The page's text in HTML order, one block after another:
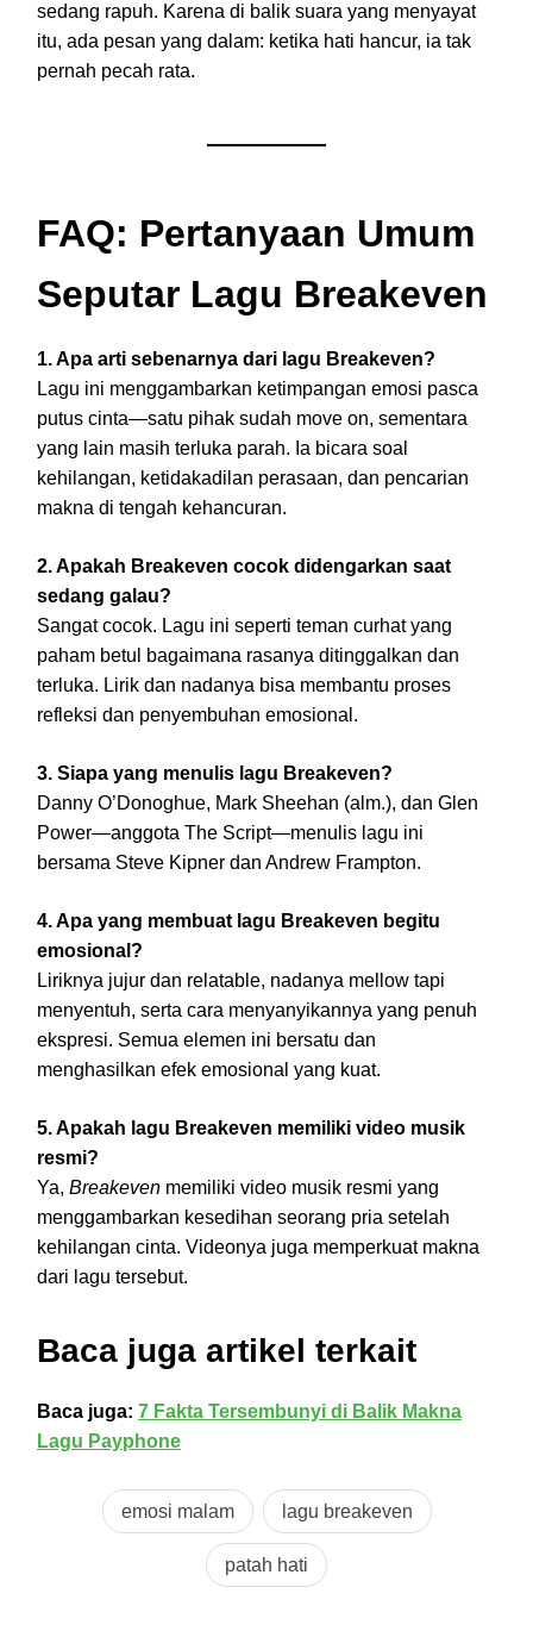
sedang rapuh. Karena di balik suara yang menyayat
itu, ada pesan yang dalam: ketika hati hancur, ia tak
pernah pecah rata.
FAQ: Pertanyaan Umum
Seputar Lagu Breakeven
1. Apa arti sebenarnya dari lagu Breakeven?
Lagu ini menggambarkan ketimpangan emosi pasca
putus cinta—satu pihak sudah move on, sementara
yang lain masih terluka parah. Ia bicara soal
kehilangan, ketidakadilan perasaan, dan pencarian
makna di tengah kehancuran.
2. Apakah Breakeven cocok didengarkan saat
sedang galau?
Sangat cocok. Lagu ini seperti teman curhat yang
paham betul bagaimana rasanya ditinggalkan dan
terluka. Lirik dan nadanya bisa membantu proses
refleksi dan penyembuhan emosional.
3. Siapa yang menulis lagu Breakeven?
Danny O’Donoghue, Mark Sheehan (alm.), dan Glen
Power—anggota The Script—menulis lagu ini
bersama Steve Kipner dan Andrew Frampton.
4. Apa yang membuat lagu Breakeven begitu
emosional?
Liriknya jujur dan relatable, nadanya mellow tapi
menyentuh, serta cara menyanyikannya yang penuh
ekspresi. Semua elemen ini bersatu dan
menghasilkan efek emosional yang kuat.
5. Apakah lagu Breakeven memiliki video musik
resmi?
Ya, Breakeven memiliki video musik resmi yang
menggambarkan kesedihan seorang pria setelah
kehilangan cinta. Videonya juga memperkuat makna
dari lagu tersebut.
Baca juga artikel terkait
Baca juga: 7 Fakta Tersembunyi di Balik Makna
Lagu Payphone
emosi malam lagu breakeven
patah hati